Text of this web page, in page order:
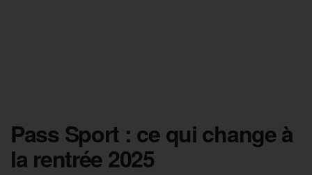
Pass Sport : ce qui change à
la rentrée 2025